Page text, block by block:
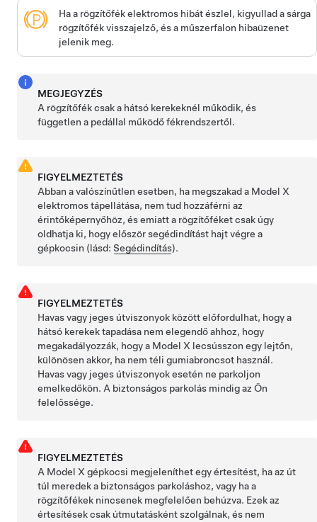
Ha a rögzítőfék elektromos hibát észlel, kigyullad a sárga
rögzítőfék visszajelző, ésa műszerfalon hibaüzenet
jelenik meg.
MEGJEGYZÉS
A rögzítőfék csak a hátsó kerekeknél működik, és
független a pedállal működő fékrendszertől.
FIGYELMEZTETÉS
Abban a valószínűtlen esetben, ha megszakad a Model X
elektromos tápellátása, nem tud hozzáférni az
érintőképernyőhöz, és emiatt a rögzítőféket csak úgy
oldhatja ki, hogy először segédindítást hajt végre a
gépkocsin (lásd:Segédindítás).
FIGYELMEZTETÉS
Havas vagy jeges útviszonyok között előfordulhat, hogy a
hátsó kerekek tapadása nem elegendő ahhoz, hogy
megakadályozzák, hogy a Model X lecsússzon egy lejtőn,
különösen akkor, ha nem téli gumiabroncsot használ.
Havas vagy jeges útviszonyok esetén ne parkoljon
emelkedőkön. A biztonságos parkolás mindig az Ön
felelőssége.
FIGYELMEZTETÉS
A Model X gépkocsi megjeleníthet egy értesítést, ha az út
túl meredek a biztonságos parkoláshoz, vagy ha a
rögzítőfékek nincsenek megfelelően behúzva. Ezek az
értesítések csak útmutatásként szolgálnak, és nem